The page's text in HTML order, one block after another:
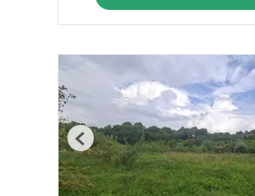
Previous